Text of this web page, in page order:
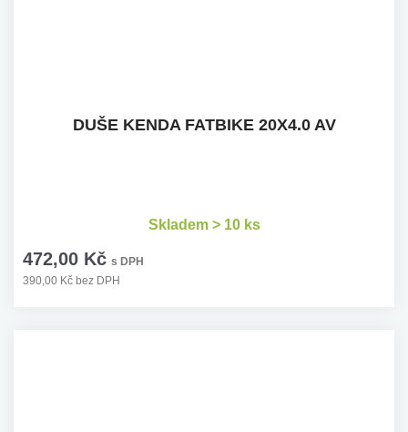
DUŠE KENDA FATBIKE 20X4.0 AV
472,00 Kč s DPH
390,00 Kč bez DPH
Skladem > 10 ks